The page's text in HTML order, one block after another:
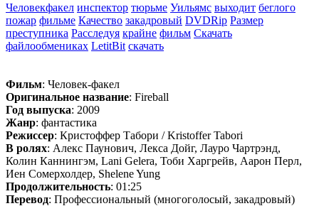
Человекфакел инспектор тюрьме Уильямс выходит беглого
пожар фильме Качество закадровый DVDRip Размер
преступника Расследуя крайне фильм Скачать
файлообмениках LetitBit скачать
Фильм: Человек-факел
Оригинальное название: Fireball
Год выпуска: 2009
Жанр: фантастика
Режиссер: Кристоффер Табори / Kristoffer Tabori
В ролях: Алекс Паунович, Лекса Дойг, Лауро Чартрэнд,
Колин Каннингэм, Lani Gelera, Тоби Харгрейв, Аарон Перл,
Иен Сомерхолдер, Shelene Yung
Продолжительность: 01:25
Перевод: Профессиональный (многоголосый, закадровый)